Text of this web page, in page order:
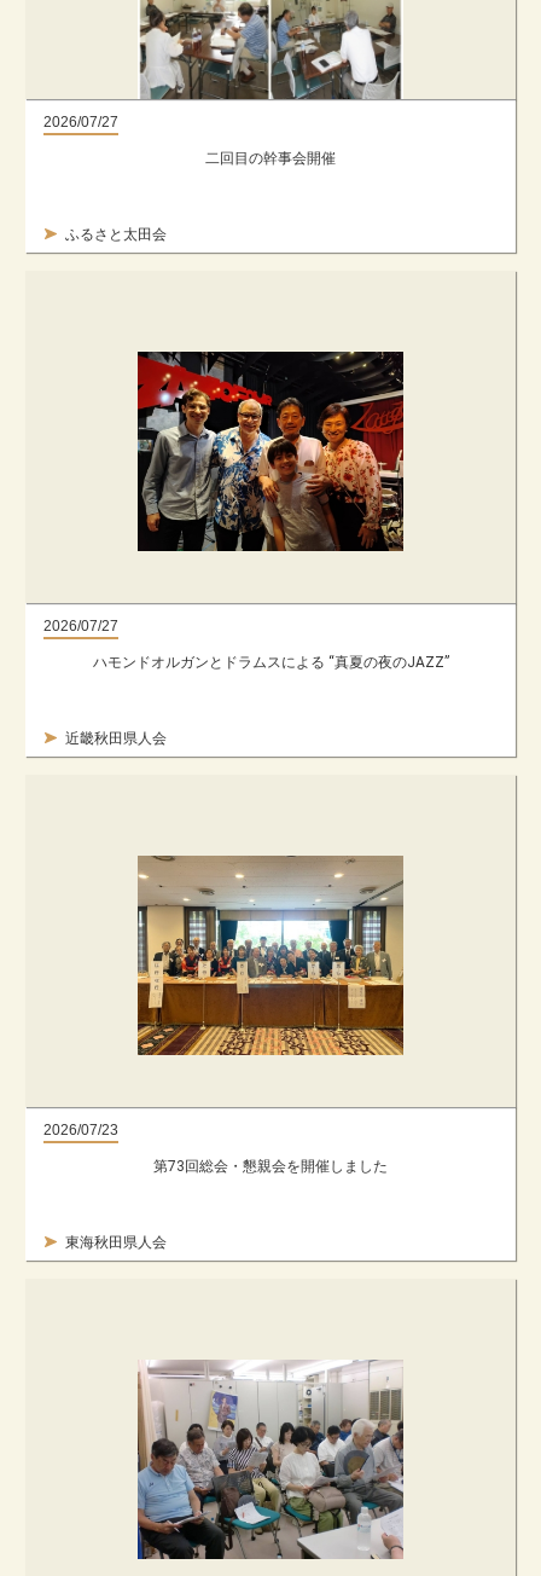
2026/07/27
ふるさと太田会
二回目の幹事会開催
2026/07/27
近畿秋田県人会
ハモンドオルガンとドラムスによる “真夏の夜のJAZZ”
2026/07/23
東海秋田県人会
第73回総会・懇親会を開催しました